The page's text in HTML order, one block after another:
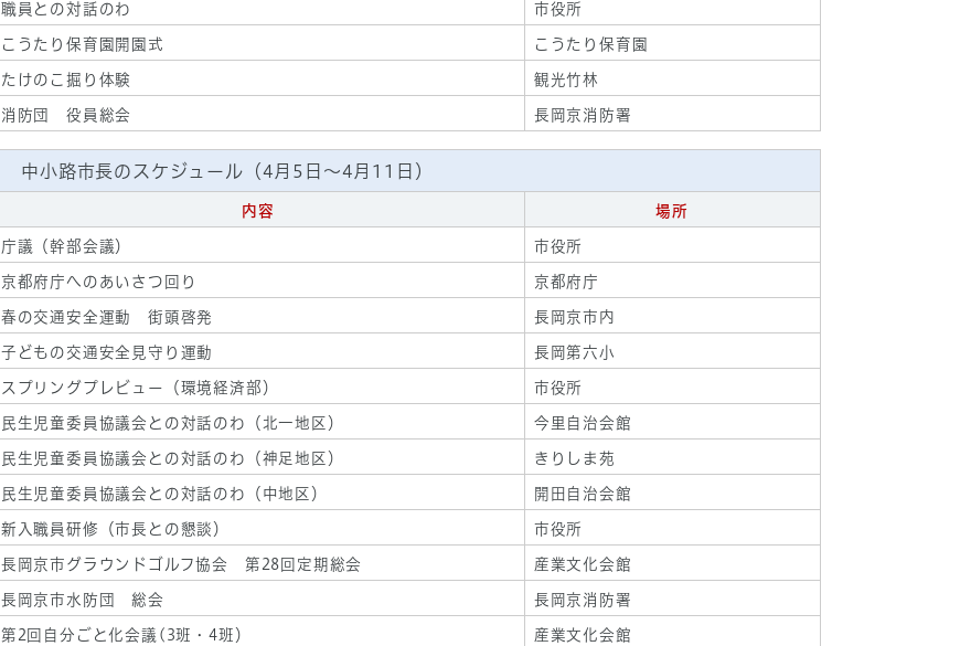
職員との対話のわ 市役所
こうたり保育園開園式 こうたり保育園
たけのこ掘り体験 観光竹林
消防団 役員総会 長岡京消防署
中小路市長のスケジュール（4月5日～4月11日）
内容 場所
庁議（幹部会議） 市役所
京都府庁へのあいさつ回り 京都府庁
春の交通安全運動 街頭啓発 長岡京市内
子どもの交通安全見守り運動 長岡第六小
スプリングプレビュー（環境経済部） 市役所
民生児童委員協議会との対話のわ（北一地区） 今里自治会館
民生児童委員協議会との対話のわ（神足地区） きりしま苑
民生児童委員協議会との対話のわ（中地区） 開田自治会館
新入職員研修（市長との懇談） 市役所
長岡京市グラウンドゴルフ協会 第28回定期総会 産業文化会館
長岡京市水防団 総会 長岡京消防署
第2回自分ごと化会議(3班・4班） 産業文化会館